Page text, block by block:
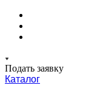
Подать заявку
Каталог